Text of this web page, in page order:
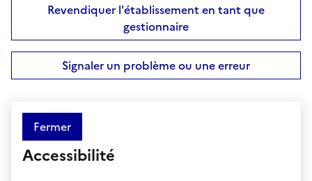
Revendiquer l'établissement en tant que
gestionnaire
Signaler un problème ou une erreur
Fermer
Accessibilité